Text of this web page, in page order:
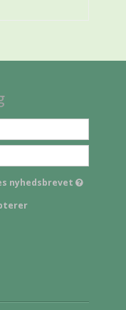
nyhedsbrevet